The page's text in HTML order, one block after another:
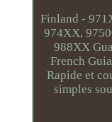
Finland -
974XX,
988XX
French
Rapide et
simples